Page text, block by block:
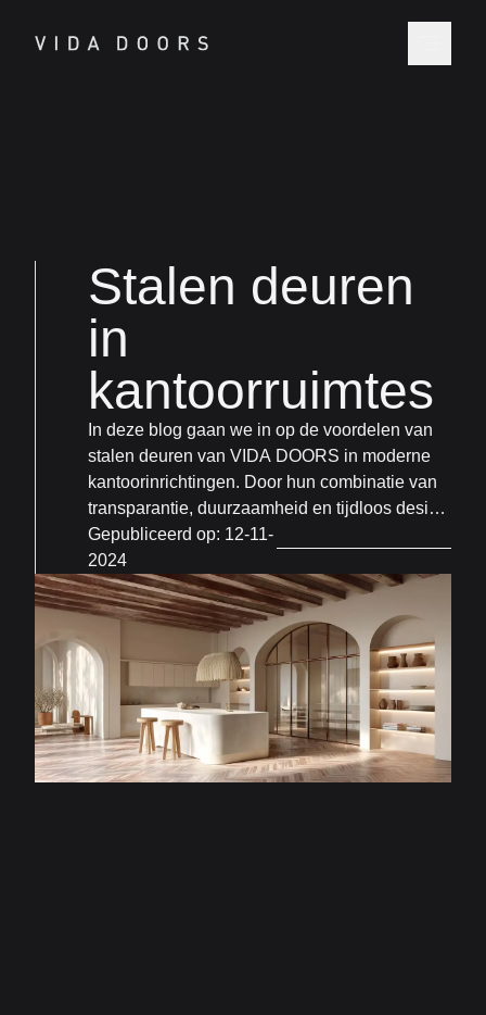
Stalen deuren
in
kantoorruimtes
In deze blog gaan we in op de voordelen van
stalen deuren van VIDA DOORS in moderne
kantoorinrichtingen. Door hun combinatie van
transparantie, duurzaamheid en tijdloos design
worden stalen deuren steeds populairder.
Gepubliceerd op: 12-11-
2024